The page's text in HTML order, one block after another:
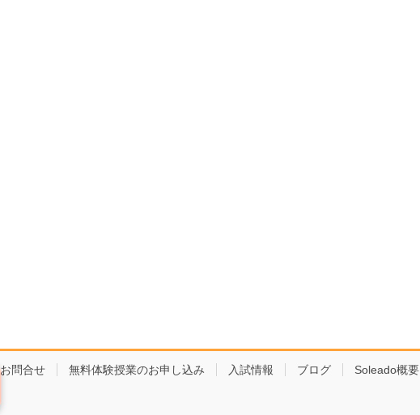
お問合せ 無料体験授業のお申し込み 入試情報 ブログ Soleado概要